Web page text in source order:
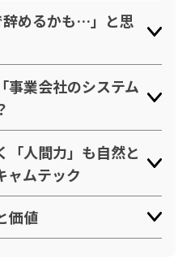
めるかも…」と思
事業会社のシステム
「人間力」も自然と
ャムテック
価値